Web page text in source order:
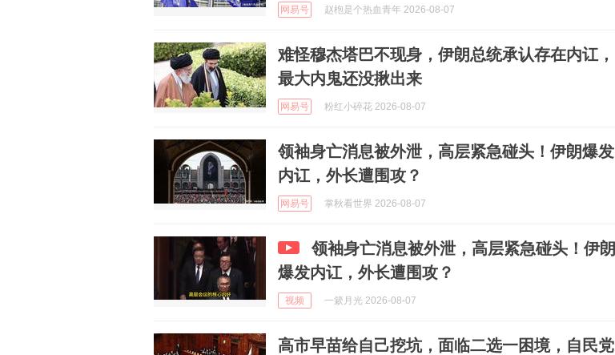
网易号 赵枹是个热血青年 2026-08-07
难怪穆杰塔巴不现身，伊朗总统承认存在内讧，
最大内鬼还没揪出来
网易号 粉红小碎花 2026-08-07
领袖身亡消息被外泄，高层紧急碰头！伊朗爆发
内讧，外长遭围攻？
网易号 掌秋看世界 2026-08-07
领袖身亡消息被外泄，高层紧急碰头！伊朗
爆发内讧，外长遭围攻？
视频 一簌月光 2026-08-07
高市早苗给自己挖坑，面临二选一困境，自民党